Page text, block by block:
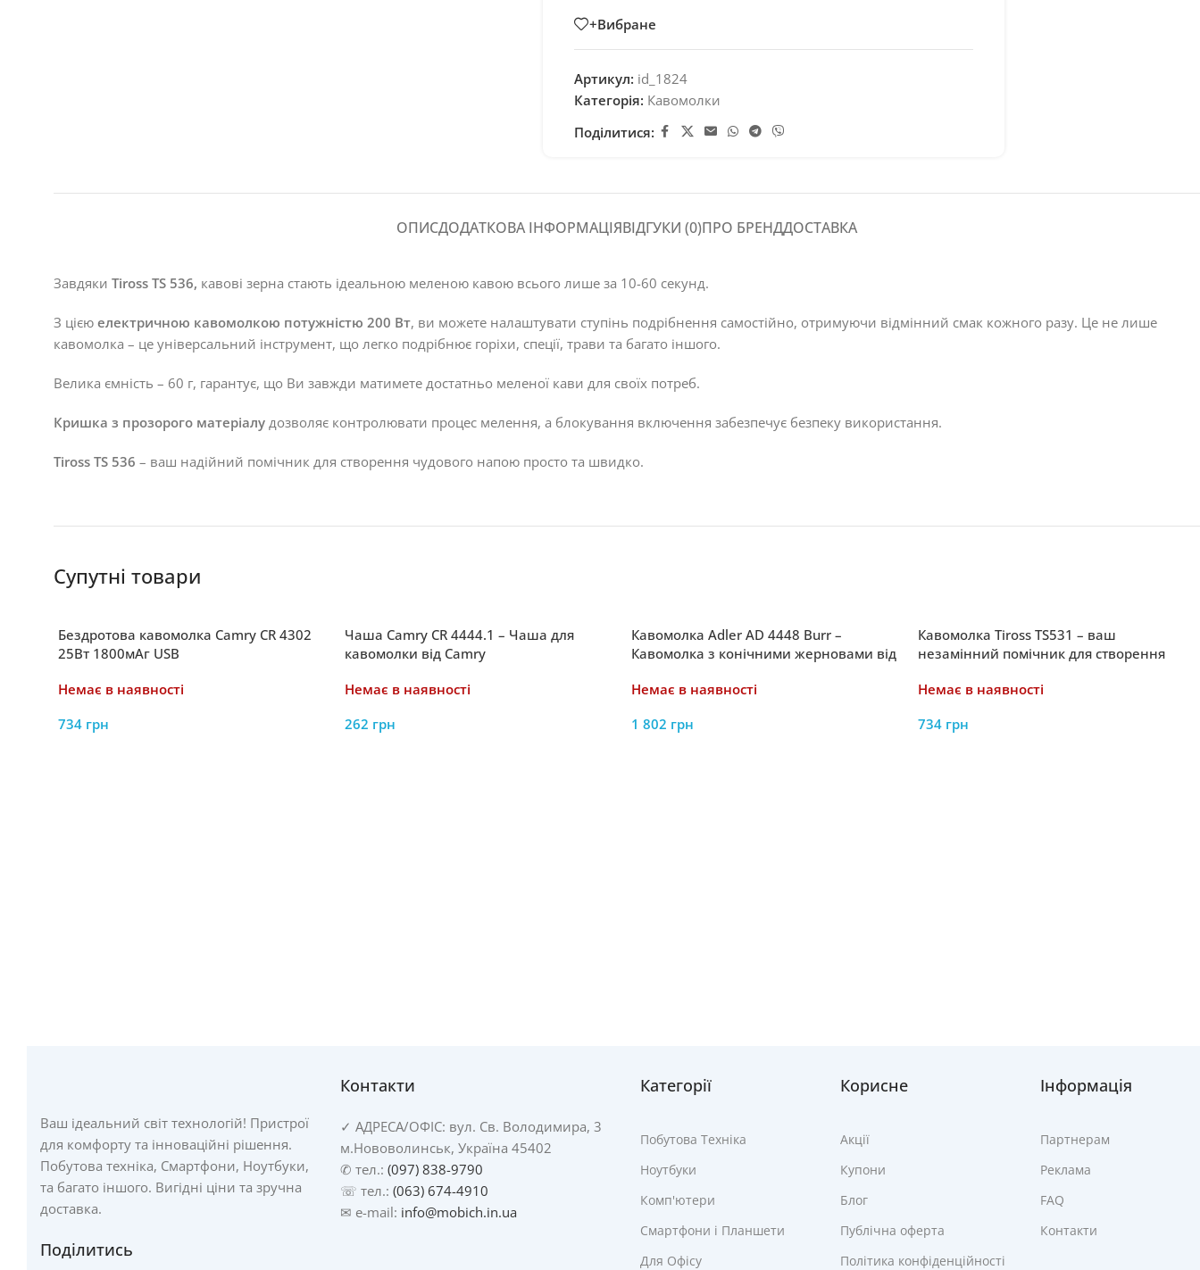
+Вибране
Артикул: id_1824
Категорія: Кавомолки
Поділитися:
ОПИСДОДАТКОВА ІНФОРМАЦІЯВІДГУКИ (0)ПРО БРЕНДДОСТАВКА
Завдяки Tiross TS 536, кавові зерна стають ідеальною меленою кавою всього лише за 10-60 секунд.
З цією електричною кавомолкою потужністю 200 Вт, ви можете налаштувати ступінь подрібнення самостійно, отримуючи відмінний смак кожного разу. Це не лише
кавомолка – це універсальний інструмент, що легко подрібнює горіхи, спеції, трави та багато іншого.
Велика ємність – 60 г, гарантує, що Ви завжди матимете достатньо меленої кави для своїх потреб.
Кришка з прозорого матеріалу дозволяє контролювати процес мелення, а блокування включення забезпечує безпеку використання.
Tiross TS 536 – ваш надійний помічник для створення чудового напою просто та швидко.
Супутні товари
Бездротова кавомолка Camry CR 4302
25Вт 1800мАг USB
Немає в наявності
734 грн
Чаша Camry CR 4444.1 – Чаша для
кавомолки від Camry
Немає в наявності
262 грн
Кавомолка Adler AD 4448 Burr –
Кавомолка з конічними жерновами від
Немає в наявності
1 802 грн
Кавомолка Tiross TS531 – ваш
незамінний помічник для створення
Немає в наявності
734 грн
Ваш ідеальний світ технологій! Пристрої
для комфорту та інноваційні рішення.
Побутова техніка, Смартфони, Ноутбуки,
та багато іншого. Вигідні ціни та зручна
доставка.
Поділитись
Контакти
✓ АДРЕСА/ОФІС: вул. Св. Володимира, 3
м.Нововолинськ, Україна 45402
✆ тел.: (097) 838-9790
☏ тел.: (063) 674-4910
✉ e-mail: info@mobich.in.ua
Категорії
Побутова Техніка
Ноутбуки
Комп'ютери
Смартфони і Планшети
Для Офісу
Корисне
Акції
Купони
Блог
Публічна оферта
Політика конфіденційності
Інформація
Партнерам
Реклама
FAQ
Контакти